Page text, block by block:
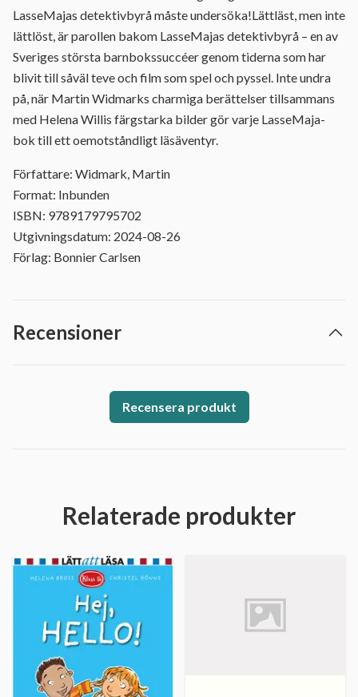
LasseMajas detektivbyrå måste undersöka!Lättläst, men inte
lättlöst, är parollen bakom LasseMajas detektivbyrå – en av
Sveriges största barnbokssuccéer genom tiderna som har
blivit till såväl teve och film som spel och pyssel. Inte undra
på, när Martin Widmarks charmiga berättelser tillsammans
med Helena Willis färgstarka bilder gör varje LasseMaja-
bok till ett oemotståndligt läsäventyr.
Författare: Widmark, Martin
Format: Inbunden
ISBN: 9789179795702
Utgivningsdatum: 2024-08-26
Förlag: Bonnier Carlsen
Recensioner
Recensera produkt
Relaterade produkter